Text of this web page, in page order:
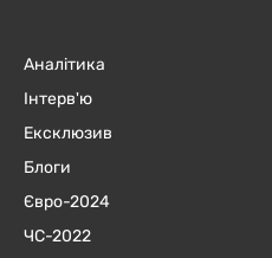
Аналітика
Інтерв'ю
Ексклюзив
Блоги
Євро-2024
ЧC-2022